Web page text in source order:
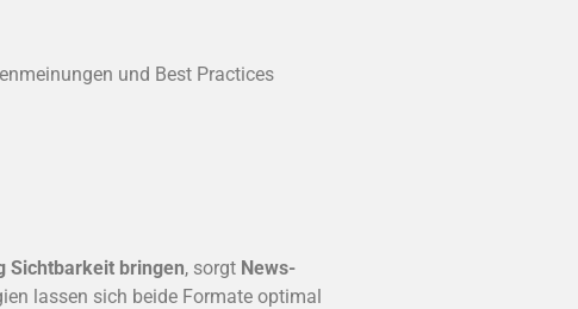
und Best Practices
Sichtbarkeit bringen, sorgt News-
lassen sich beide Formate optimal